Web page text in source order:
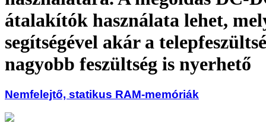
átalakítók használata lehet,
segítségével akár a
nagyobb feszültség is nyerhető
Nemfelejtő, statikus RAM-memóriák